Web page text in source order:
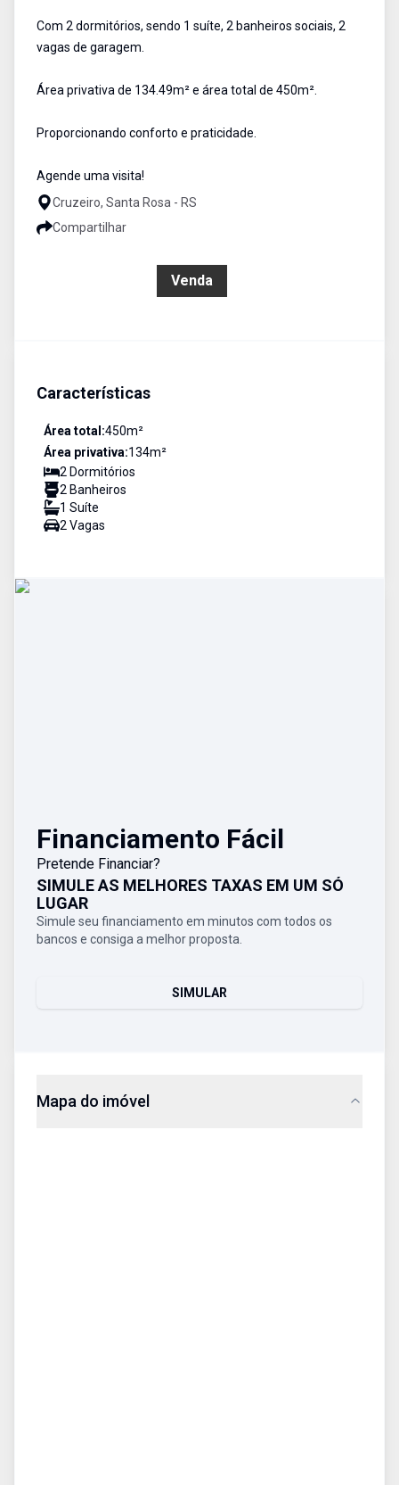
Com 2 dormitórios, sendo 1 suíte, 2 banheiros sociais, 2
vagas de garagem.
Área privativa de 134.49m² e área total de 450m².
Proporcionando conforto e praticidade.
Agende uma visita!
Cruzeiro, Santa Rosa - RS
Compartilhar
Venda
Características
Área total:450m²
Área privativa:134m²
2 Dormitórios
2 Banheiros
1 Suíte
2 Vagas
Financiamento Fácil
Pretende Financiar?
SIMULE AS MELHORES TAXAS EM UM SÓ
LUGAR
Simule seu financiamento em minutos com todos os
bancos e consiga a melhor proposta.
SIMULAR
Mapa do imóvel